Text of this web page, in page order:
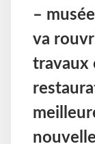
–
va
travaux